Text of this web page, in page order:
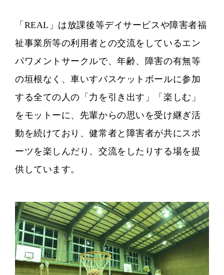
「REAL」は放課後等デイサービスや障害者福
祉事業所等の利用者との交流を しているエン
パワメントサークルで、年齢、障害の有無等
の垣根なく、車いすバスケットボールに参加
する全ての人の「力を引き出す」「楽しむ」
をモットーに、先輩からの思いを受け継ぎ活
動を続けており、健常者と障害者が共にスポ
ーツを楽しんだり、交流をしたりする場を提
供しています。